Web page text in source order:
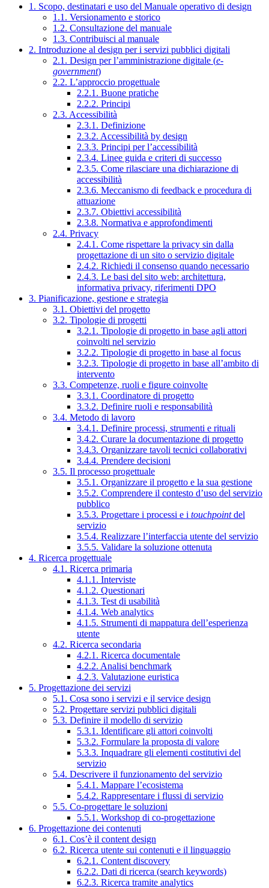
1. Scopo, destinatari e uso del Manuale operativo di design
1.1. Versionamento e storico
1.2. Consultazione del manuale
1.3. Contribuisci al manuale
2. Introduzione al design per i servizi pubblici digitali
2.1. Design per l’amministrazione digitale (e-
government)
2.2. L’approccio progettuale
2.2.1. Buone pratiche
2.2.2. Principi
2.3. Accessibilità
2.3.1. Definizione
2.3.2. Accessibilità by design
2.3.3. Principi per l’accessibilità
2.3.4. Linee guida e criteri di successo
2.3.5. Come rilasciare una dichiarazione di
accessibilità
2.3.6. Meccanismo di feedback e procedura di
attuazione
2.3.7. Obiettivi accessibilità
2.3.8. Normativa e approfondimenti
2.4. Privacy
2.4.1. Come rispettare la privacy sin dalla
progettazione di un sito o servizio digitale
2.4.2. Richiedi il consenso quando necessario
2.4.3. Le basi del sito web: architettura,
informativa privacy, riferimenti DPO
3. Pianificazione, gestione e strategia
3.1. Obiettivi del progetto
3.2. Tipologie di progetti
3.2.1. Tipologie di progetto in base agli attori
coinvolti nel servizio
3.2.2. Tipologie di progetto in base al focus
3.2.3. Tipologie di progetto in base all’ambito di
intervento
3.3. Competenze, ruoli e figure coinvolte
3.3.1. Coordinatore di progetto
3.3.2. Definire ruoli e responsabilità
3.4. Metodo di lavoro
3.4.1. Definire processi, strumenti e rituali
3.4.2. Curare la documentazione di progetto
3.4.3. Organizzare tavoli tecnici collaborativi
3.4.4. Prendere decisioni
3.5. Il processo progettuale
3.5.1. Organizzare il progetto e la sua gestione
3.5.2. Comprendere il contesto d’uso del servizio
pubblico
3.5.3. Progettare i processi e i touchpointdel
servizio
3.5.4. Realizzare l’interfaccia utente del servizio
3.5.5. Validare la soluzione ottenuta
4. Ricerca progettuale
4.1. Ricerca primaria
4.1.1. Interviste
4.1.2. Questionari
4.1.3. Test di usabilità
4.1.4. Web analytics
4.1.5. Strumenti di mappatura dell’esperienza
utente
4.2. Ricerca secondaria
4.2.1. Ricerca documentale
4.2.2. Analisi benchmark
4.2.3. Valutazione euristica
5. Progettazione dei servizi
5.1. Cosa sono i servizi e il service design
5.2. Progettare servizi pubblici digitali
5.3. Definire il modello di servizio
5.3.1. Identificare gli attori coinvolti
5.3.2. Formulare la proposta di valore
5.3.3. Inquadrare gli elementi costitutivi del
servizio
5.4. Descrivere il funzionamento del servizio
5.4.1. Mappare l’ecosistema
5.4.2. Rappresentare i flussi di servizio
5.5. Co-progettare le soluzioni
5.5.1. Workshop di co-progettazione
6. Progettazione dei contenuti
6.1. Cos’è il content design
6.2. Ricerca utente sui contenuti e il linguaggio
6.2.1. Content discovery
6.2.2. Dati di ricerca (search keywords)
6.2.3. Ricerca tramite analytics